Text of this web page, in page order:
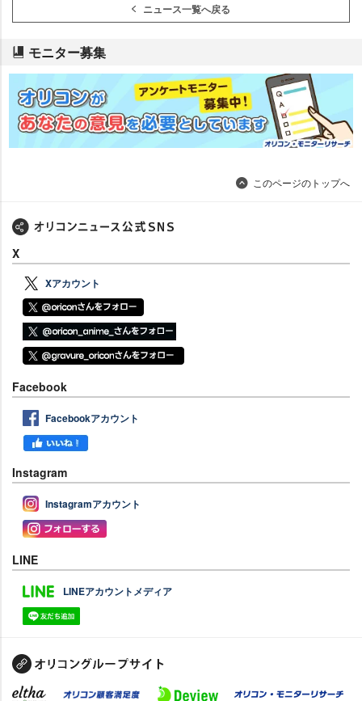
ニュース一覧へ戻る
モニター募集
このページのトップへ
X
Xアカウント
Facebook
Facebookアカウント
Instagram
Instagramアカウント
LINE
LINEアカウントメディア